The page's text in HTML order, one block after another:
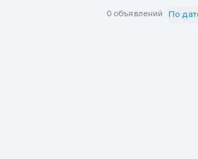
0 объявлений По